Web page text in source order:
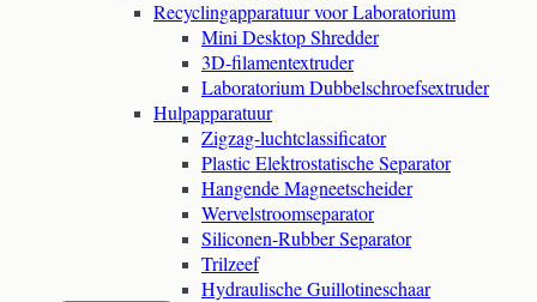
Recyclingapparatuur voor Laboratorium
Mini Desktop Shredder
3D-filamentextruder
Laboratorium Dubbelschroefsextruder
Hulpapparatuur
Zigzag-luchtclassificator
Plastic Elektrostatische Separator
Hangende Magneetscheider
Wervelstroomseparator
Siliconen-Rubber Separator
Trilzeef
Hydraulische Guillotineschaar